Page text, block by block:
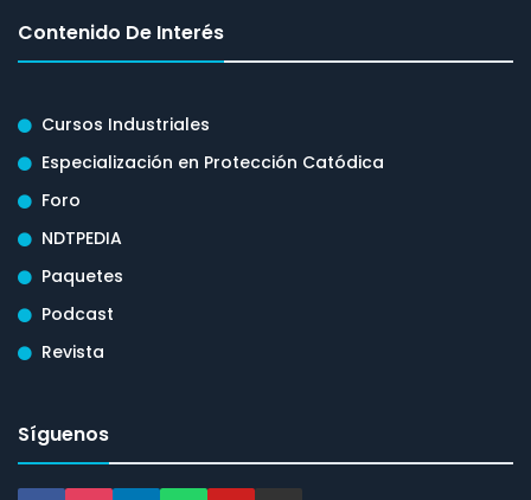
Contenido De Interés
Cursos Industriales
Especialización en Protección Catódica
Foro
NDTPEDIA
Paquetes
Podcast
Revista
Síguenos